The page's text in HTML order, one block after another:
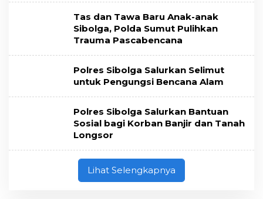
Tas dan Tawa Baru Anak-anak
Sibolga, Polda Sumut Pulihkan
Trauma Pascabencana
Polres Sibolga Salurkan Selimut
untuk Pengungsi Bencana Alam
Polres Sibolga Salurkan Bantuan
Sosial bagi Korban Banjir dan Tanah
Longsor
Lihat Selengkapnya